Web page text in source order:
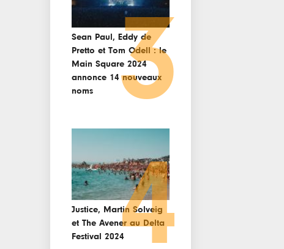
Sean Paul, Eddy de
Pretto et Tom Odell : le
Main Square 2024
annonce 14 nouveaux
noms
3
Justice, Martin Solveig
et The Avener au Delta
Festival 20244